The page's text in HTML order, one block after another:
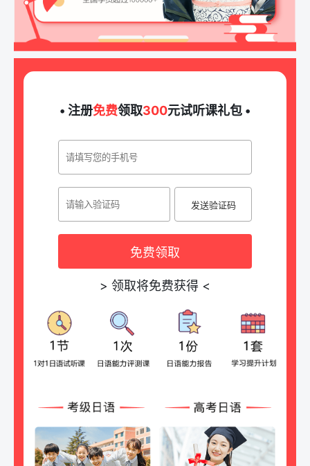
• 注册免费领取300元试听课礼包 •
发送验证码
免费领取
> 领取将免费获得 <